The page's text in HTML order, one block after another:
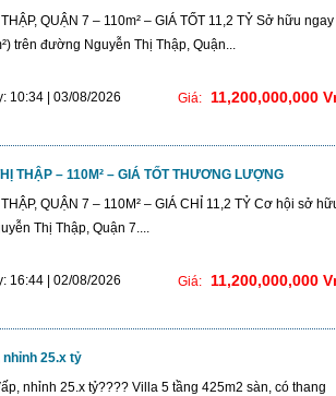
QUẬN 7 – 110m² – GIÁ TỐT 11,2 TỶ Sở hữu ngay
trên đường Nguyễn Thị Thập, Quận...
10:34 | 03/08/2026 Giá: 11,200,000,000
THẬP – 110M² – GIÁ TỐT THƯƠNG LƯỢNG
QUẬN 7 – 110M² – GIÁ CHỈ 11,2 TỶ Cơ hội sở
Thị Thập, Quận 7....
16:44 | 02/08/2026 Giá: 11,200,000,000
nhỉnh 25.x tỷ
nhỉnh 25.x tỷ???? Villa 5 tầng 425m2 sàn, có thang